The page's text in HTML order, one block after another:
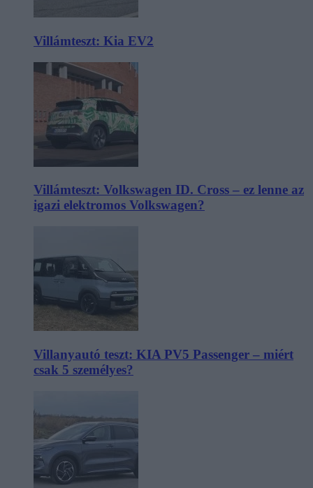
Villámteszt: Kia EV2
Villámteszt: Volkswagen ID. Cross – ez lenne az
igazi elektromos Volkswagen?
Villanyautó teszt: KIA PV5 Passenger – miért
csak 5 személyes?